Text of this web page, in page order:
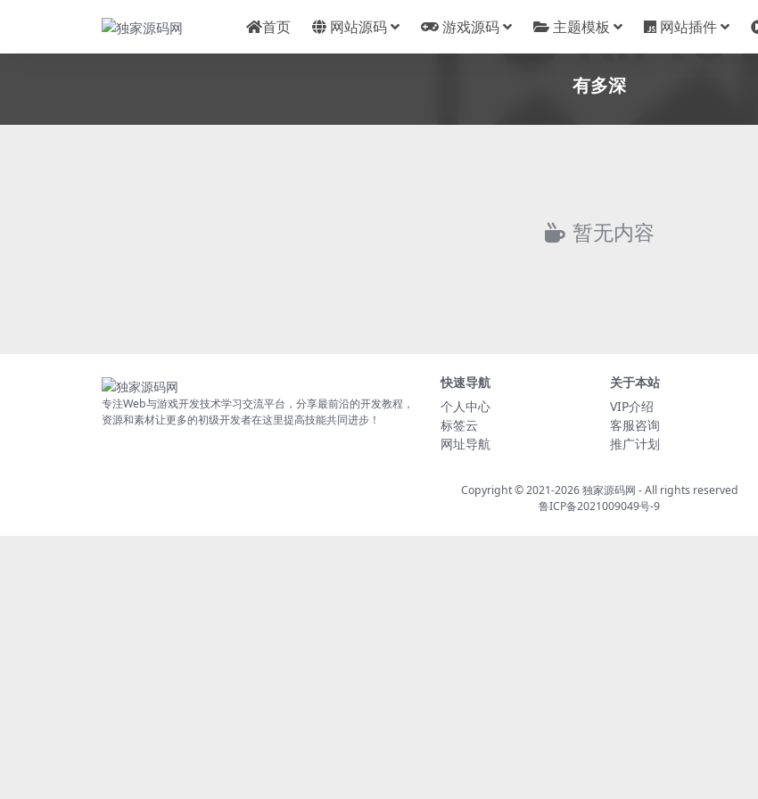
首页 网站源码 游戏源码 主题模板 网站插件
有多深
暂无内容
专注Web与游戏开发技术学习交流平台，分享最前沿的开发教程，
资源和素材让更多的初级开发者在这里提高技能共同进步！
快速导航
个人中心
标签云
网址导航
关于本站
VIP介绍
客服咨询
推广计划
Copyright © 2021-2026独家源码网 - All rights reserved
鲁ICP备2021009049号-9